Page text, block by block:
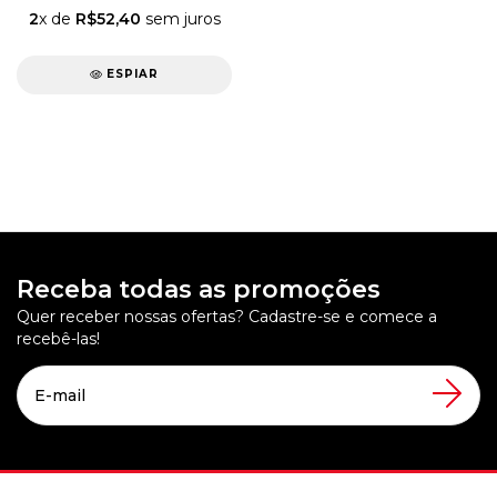
2x de R$52,40 sem juros
ESPIAR
Receba todas as promoções
Quer receber nossas ofertas? Cadastre-se e comece a
recebê-las!